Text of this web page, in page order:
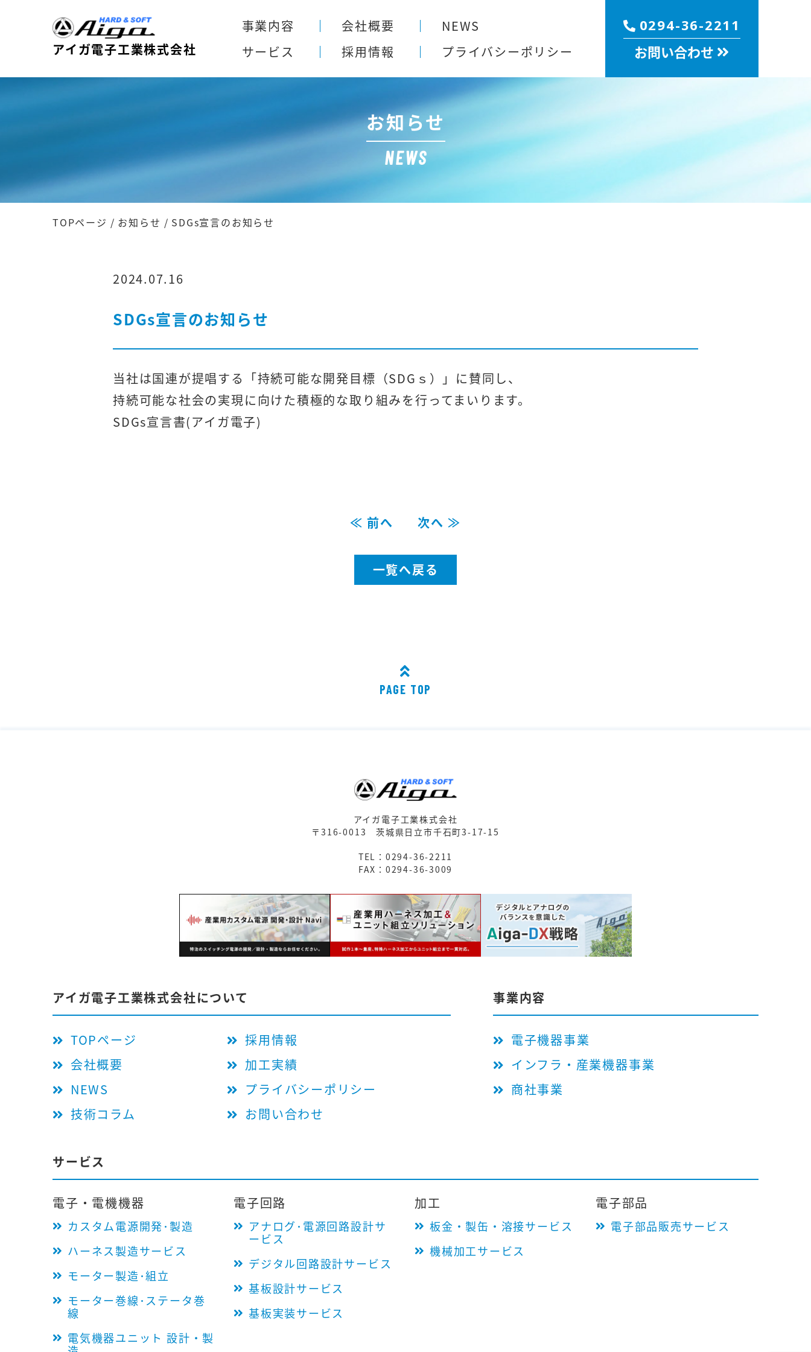
アイガ電子工業株式会社
事業内容 会社概要
NEWS
サービス
採用情報 プライバシーポリシー
0294-36-2211
お問い合わせ
お知らせ
NEWS
TOPページ / お知らせ / SDGs宣言のお知らせ
2024.07.16
SDGs宣言のお知らせ
当社は国連が提唱する「持続可能な開発目標（SDGｓ）」に賛同し、
持続可能な社会の実現に向けた積極的な取り組みを行ってまいります。
SDGs宣言書(アイガ電子)
≪ 前へ 次へ ≫
一覧へ戻る
PAGE TOP
アイガ電子工業株式会社
〒316-0013茨城県日立市千石町3-17-15
TEL：0294-36-2211
FAX：0294-36-3009
アイガ電子工業株式会社について
TOPページ
会社概要
NEWS
技術コラム
採用情報
加工実績
プライバシーポリシー
お問い合わせ
事業内容
電子機器事業
インフラ・産業機器事業
商社事業
サービス
電子・電機機器
カスタム電源開発･製造
ハーネス製造サービス
モーター製造･組立
モーター巻線･ステータ巻
線
電気機器ユニット 設計・製
電子回路
アナログ･電源回路設計サ
ービス
デジタル回路設計サービス
基板設計サービス
基板実装サービス
加工
板金・製缶・溶接サービス
機械加工サービス
電子部品
電子部品販売サービス